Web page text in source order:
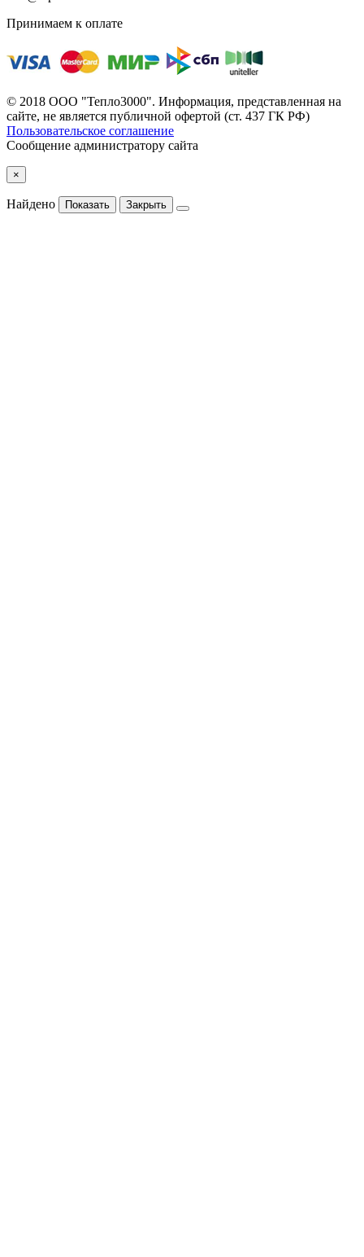
Принимаем к оплате
© 2018 ООО "Тепло3000". Информация, представленная на
сайте, не является публичной офертой (ст. 437 ГК РФ)
Пользовательское соглашение
Сообщение администратору сайта
×
Найдено Показать Закрыть